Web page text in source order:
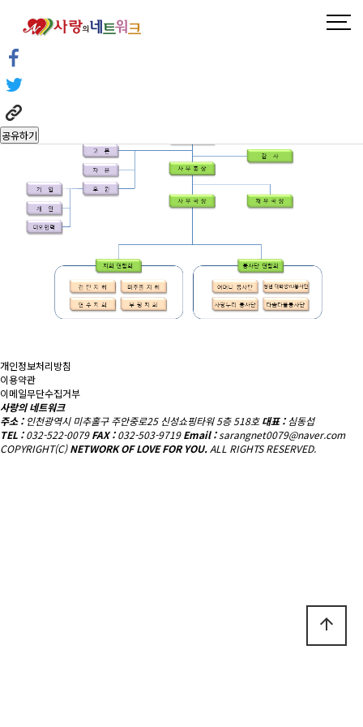
사랑넷소개
조직도
헤더설정
사랑넷소개
공유하기
개인정보처리방침
이용약관
이메일무단수집거부
사랑의 네트워크
주소 : 인천광역시 미추홀구 주안중로25 신성쇼핑타워 5층 518호대표 : 심동섭
TEL :032-522-0079 FAX :032-503-9719 Email :sarangnet0079@naver.com
COPYRIGHT(C)NETWORK OF LOVE FOR YOU.ALL RIGHTS RESERVED.
arrow_upward